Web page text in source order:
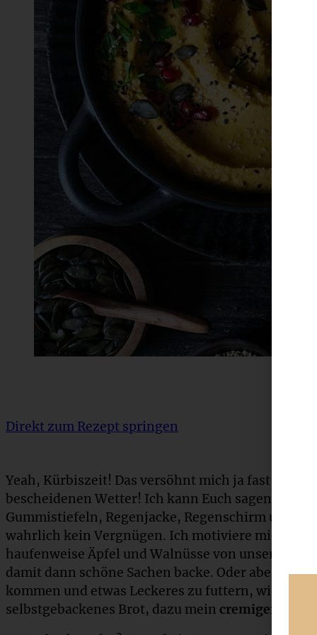
Direkt zum Rezept springen
Yeah, Kürbiszeit! Das versöhnt mich ja fast ein
bescheidenen Wetter! Ich kann Euch sagen,
Gummistiefeln, Regenjacke, Regenschirm und
wahrlich kein Vergnügen. Ich motiviere mich
haufenweise Äpfel und Walnüsse von unseren
damit dann schöne Sachen backe. Oder aber mit
kommen und etwas Leckeres zu futtern, wie
selbstgebackenes Brot, dazu mein cremiger